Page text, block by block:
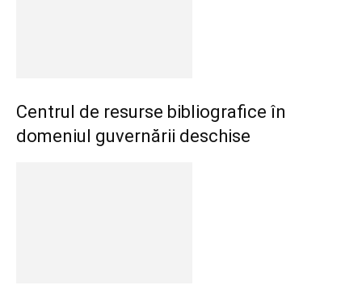
Centrul de resurse bibliografice în
domeniul guvernării deschise